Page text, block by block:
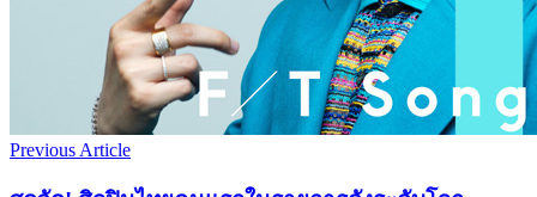
Previous Article